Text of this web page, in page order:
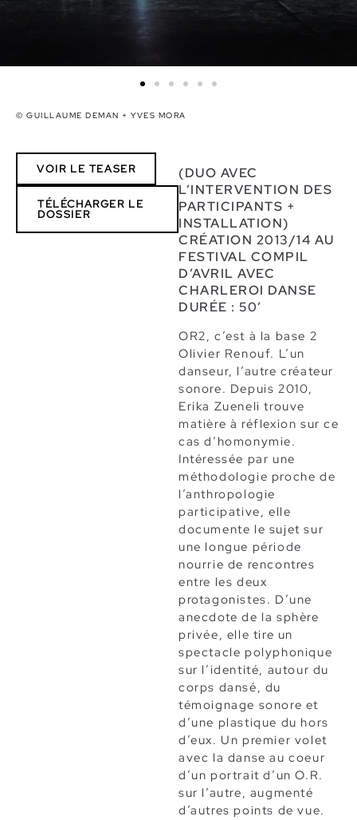
© GUILLAUME DEMAN + YVES MORA
VOIR LE TEASER
TÉLÉCHARGER LE
DOSSIER
(DUO AVEC
L’INTERVENTION DES
PARTICIPANTS +
INSTALLATION)
CRÉATION 2013/14 AU
FESTIVAL COMPIL
D’AVRIL AVEC
CHARLEROI DANSE
DURÉE : 50’
OR2, c’est à la base 2
Olivier Renouf. L’un
danseur, l’autre créateur
sonore. Depuis 2010,
Erika Zueneli trouve
matière à réflexion sur ce
cas d’homonymie.
Intéressée par une
méthodologie proche de
l’anthropologie
participative, elle
documente le sujet sur
une longue période
nourrie de rencontres
entre les deux
protagonistes. D’une
anecdote de la sphère
privée, elle tire un
spectacle polyphonique
sur l’identité, autour du
corps dansé, du
témoignage sonore et
d’une plastique du hors
d’eux. Un premier volet
avec la danse au coeur
d’un portrait d’un O.R.
sur l’autre, augmenté
d’autres points de vue.